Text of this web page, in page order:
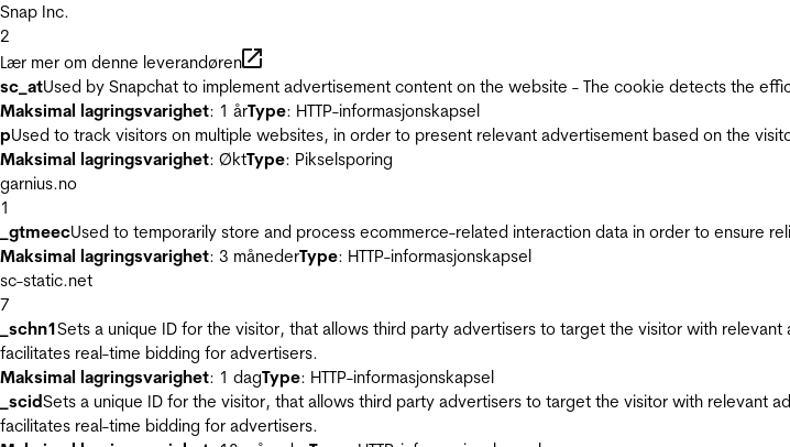
Snap Inc.
2
Lær mer om denne leverandøren
sc_atUsed by Snapchat to implement advertisement content on the website - The cookie detects the
Maksimal lagringsvarighet: 1 årType: HTTP-informasjonskapsel
pUsed to track visitors on multiple websites, in order to present relevant advertisement based on the
Maksimal lagringsvarighet: ØktType: Pikselsporing
garnius.no
1
_gtmeecUsed to temporarily store and process ecommerce-related interaction data in order to ensure
Maksimal lagringsvarighet: 3 månederType: HTTP-informasjonskapsel
sc-static.net
7
_schn1Sets a unique ID for the visitor, that allows third party advertisers to target the visitor with
facilitates real-time bidding for advertisers.
Maksimal lagringsvarighet: 1 dagType: HTTP-informasjonskapsel
_scidSets a unique ID for the visitor, that allows third party advertisers to target the visitor with relevant
facilitates real-time bidding for advertisers.